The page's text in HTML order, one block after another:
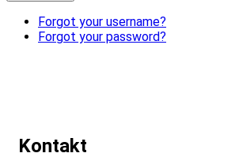
Forgot your username?
Forgot your password?
Kontakt